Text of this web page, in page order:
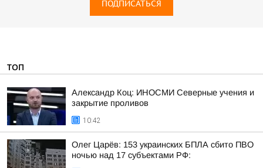
ПОДПИСАТЬСЯ
ТОП
Александр Коц: ИНОСМИ Северные учения и
закрытие проливов
10:42
Олег Царёв: 153 украинских БПЛА сбито ПВО
ночью над 17 субъектами РФ: